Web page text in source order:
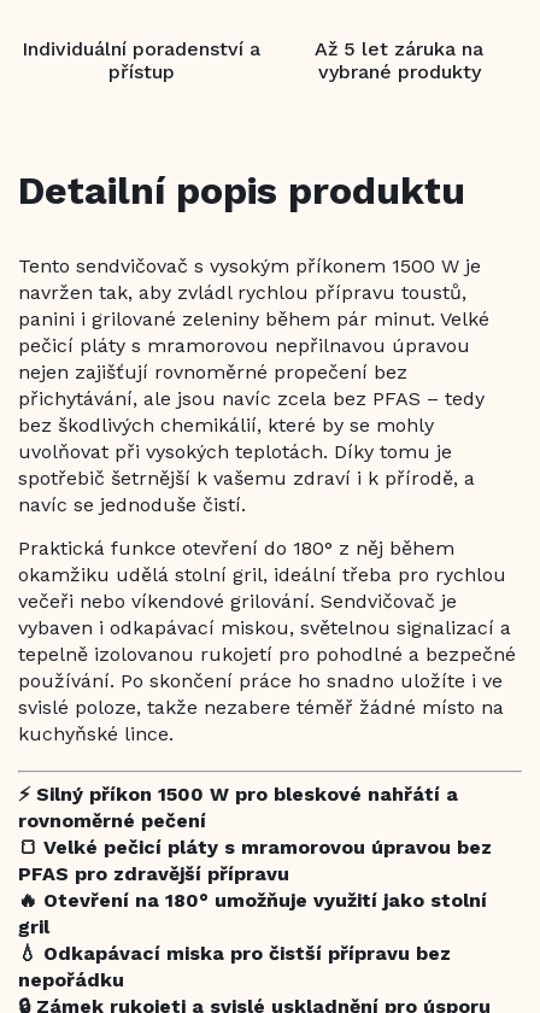
Individuální poradenství a
přístup
Až 5 let záruka na
vybrané produkty
Detailní popis produktu
Tento sendvičovač s vysokým příkonem 1500 W je
navržen tak, aby zvládl rychlou přípravu toustů,
panini i grilované zeleniny během pár minut. Velké
pečicí pláty s mramorovou nepřilnavou úpravou
nejen zajišťují rovnoměrné propečení bez
přichytávání, ale jsou navíc zcela bez PFAS – tedy
bez škodlivých chemikálií, které by se mohly
uvolňovat při vysokých teplotách. Díky tomu je
spotřebič šetrnější k vašemu zdraví i k přírodě, a
navíc se jednoduše čistí.
Praktická funkce otevření do 180° z něj během
okamžiku udělá stolní gril, ideální třeba pro rychlou
večeři nebo víkendové grilování. Sendvičovač je
vybaven i odkapávací miskou, světelnou signalizací a
tepelně izolovanou rukojetí pro pohodlné a bezpečné
používání. Po skončení práce ho snadno uložíte i ve
svislé poloze, takže nezabere téměř žádné místo na
kuchyňské lince.
⚡ Silný příkon 1500 W pro bleskové nahřátí a
rovnoměrné pečení
🍞 Velké pečicí pláty s mramorovou úpravou bez
PFAS pro zdravější přípravu
🔥 Otevření na 180° umožňuje využití jako stolní
gril
💧 Odkapávací miska pro čistší přípravu bez
nepořádku
🔒 Zámek rukojeti a svislé uskladnění pro úsporu